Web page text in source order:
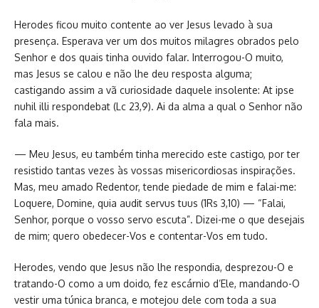
Herodes ficou muito contente ao ver Jesus levado à sua
presença. Esperava ver um dos muitos milagres obrados pelo
Senhor e dos quais tinha ouvido falar. Interrogou-O muito,
mas Jesus se calou e não lhe deu resposta alguma;
castigando assim a vã curiosidade daquele insolente: At ipse
nuhil illi respondebat (Lc 23,9). Ai da alma a qual o Senhor não
fala mais.
— Meu Jesus, eu também tinha merecido este castigo, por ter
resistido tantas vezes às vossas misericordiosas inspirações.
Mas, meu amado Redentor, tende piedade de mim e falai-me:
Loquere, Domine, quia audit servus tuus (1Rs 3,10) — “Falai,
Senhor, porque o vosso servo escuta”. Dizei-me o que desejais
de mim; quero obedecer-Vos e contentar-Vos em tudo.
Herodes, vendo que Jesus não lhe respondia, desprezou-O e
tratando-O como a um doido, fez escárnio d’Ele, mandando-O
vestir uma túnica branca, e motejou dele com toda a sua